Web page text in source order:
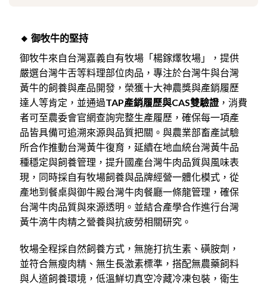
🔸 御牧牛的堅持
御牧牛來自台灣嘉義自有牧場「楊鎵燡牧場」，提供
嚴選台灣牛舌等料理部位肉品， 專注於台灣牛與台灣
黃牛的飼養與產品開發，榮獲十大神農獎與產銷履歷
達人等肯定，並通過TAP產銷履歷與CAS雙驗證，消費
者可至農委會官網查詢完整生產履歷，確保每一項產
品皆具備可追溯來源與品質把關。與農業部畜產試驗
所合作推動台灣黃牛復育，延續在地血統台灣黃牛品
種穩定與飼養管理，提升國產台灣牛肉品質與風味表
現，同時採自有牧場飼養與品牌經營一體化模式，從
產地到餐桌與御牛殿台灣牛肉餐廳一條龍管理，確保
台灣牛肉品質與來源透明。並結合產學合作進行台灣
黃牛滴牛肉精之營養與抗疲勞相關研究。
牧場全程採自然飼養方式，無施打抗生素、磺胺劑，
並符合無瘦肉精、無生長激素標準，搭配無農藥飼料
與人道飼養環境，低溫鮮切真空冷藏冷凍包裝，衛生